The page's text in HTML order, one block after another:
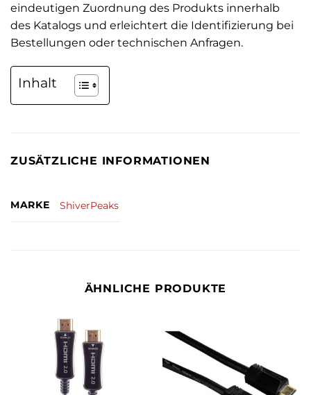
eindeutigen Zuordnung des Produkts innerhalb
des Katalogs und erleichtert die Identifizierung bei
Bestellungen oder technischen Anfragen.
Inhalt
ZUSÄTZLICHE INFORMATIONEN
MARKE ShiverPeaks
ÄHNLICHE PRODUKTE